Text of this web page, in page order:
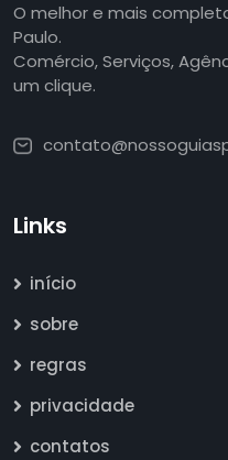
O melhor e mais completo
Paulo.
Comércio, Serviços,
um clique.
Links
início
sobre
regras
privacidade
contatos